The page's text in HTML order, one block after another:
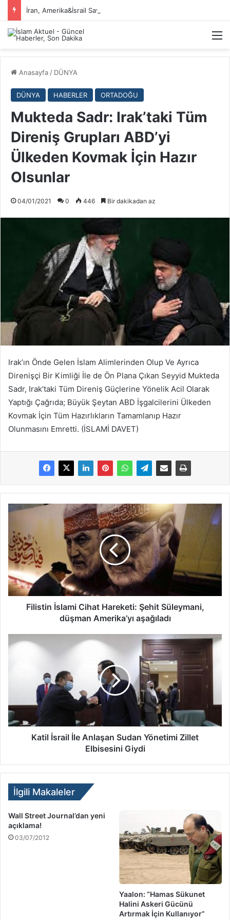
İran, Amerika&İsrail Savaşı Hakkında
Anasayfa / DÜNYA
DÜNYA HABERLER ORTADOĞU
Mukteda Sadr: Irak’taki Tüm
Direniş Grupları ABD’yi
Ülkeden Kovmak İçin Hazır
Olsunlar
04/01/2021 0 446 Bir dakikadan az
Irak’ın Önde Gelen İslam Alimlerinden Olup Ve Ayrıca
Direnişçi Bir Kimliği İle de Ön Plana Çıkan Seyyid Mukteda
Sadr, Irak’taki Tüm Direniş Güçlerine Yönelik Acil Olarak
Yaptığı Çağrıda; Büyük Şeytan ABD İşgalcilerini Ülkeden
Kovmak İçin Tüm Hazırlıkların Tamamlanıp Hazır
Olunmasını Emretti. (İSLAMİ DAVET)
Filistin İslami Cihat Hareketi: Şehit Süleymani,
düşman Amerika’yı aşağıladı
Katil İsrail İle Anlaşan Sudan Yönetimi Zillet
Elbisesini Giydi
İlgili Makaleler
Wall Street Journal’dan yeni
açıklama!
03/07/2012
Yaalon: “Hamas Sükunet
Halini Askeri Gücünü
Artırmak İçin Kullanıyor”